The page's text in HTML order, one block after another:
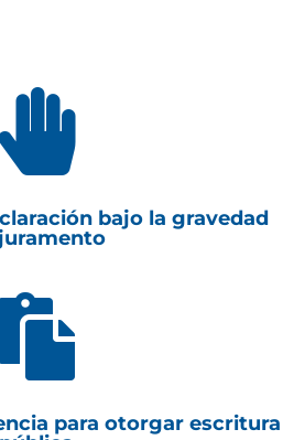
bajo la gravedad
para otorgar escritura